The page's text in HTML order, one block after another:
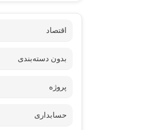
اقتصاد
بدون دسته‌بندی
پروژه‌
حسابداری